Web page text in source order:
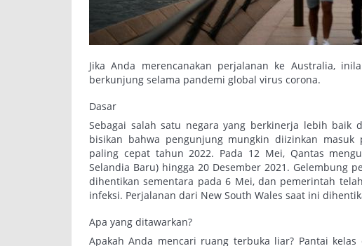
Jika Anda merencanakan perjalanan ke Australia,
berkunjung selama pandemi global virus corona.
Dasar
Sebagai salah satu negara yang berkinerja lebih baik
bisikan bahwa pengunjung mungkin diizinkan
paling cepat tahun 2022. Pada 12 Mei, Qantas
Selandia Baru) hingga 20 Desember 2021.
dihentikan sementara pada 6 Mei, dan pemerintah
infeksi. Perjalanan dari New South Wales saat ini
Apa yang ditawarkan?
Apakah Anda mencari ruang terbuka liar? Pantai